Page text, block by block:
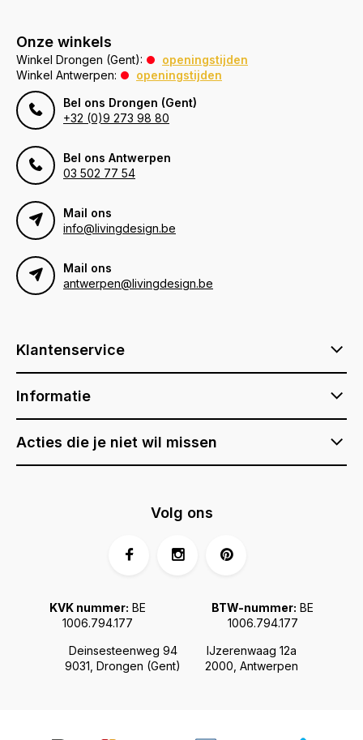
Onze winkels
Winkel Drongen (Gent):
openingstijden
Winkel Antwerpen:
openingstijden
Bel ons Drongen (Gent)
+32 (0)9 273 98 80
Bel ons Antwerpen
03 502 77 54
Mail ons
info@livingdesign.be
Mail ons
antwerpen@livingdesign.be
Klantenservice
Informatie
Acties die je niet wil missen
Deinsesteenweg 94
9031, Drongen (Gent)
IJzerenwaag 12a
2000, Antwerpen
KVK nummer: BE
1006.794.177
BTW-nummer: BE
1006.794.177
Volg ons